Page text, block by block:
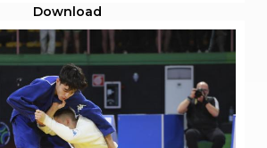
Download